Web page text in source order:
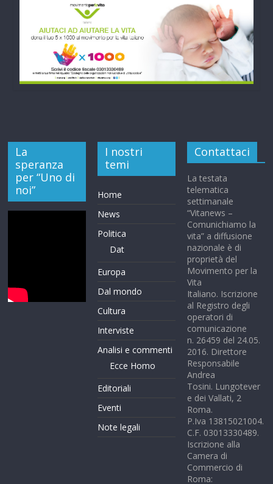
La
speranza
per “Uno di
noi”
I nostri
temi
Home
News
Politica
Dat
Europa
Dal mondo
Cultura
Interviste
Analisi e commenti
Ecce Homo
Editoriali
Eventi
Note legali
Contattaci
La testata
telematica
settimanale
“Vitanews –
Comunichiamo la
vita” a diffusione
nazionale è di
proprietà del
Movimento per la
Vita
Italiano. Iscrizione
al Registro degli
operatori di
comunicazione
n. 26459 del 24.05.
2016. Direttore
Responsabile
Andrea
Tosini. Lungotever
e dei Vallati, 2
Roma.
P.Iva 13815021004.
C.F. 03013330489.
Iscrizione alla
Camera di
Commercio di
Roma: